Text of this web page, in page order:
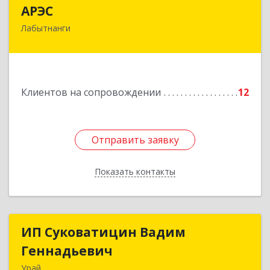
АРЭС
Лабытнанги
Клиентов на сопровождении 12
Отправить заявку
Показать контакты
629400, Ямало-Ненецкий АО, Лабытнанги г,
Отправить заявку
Назад
ИП Суковатицин Вадим
Геннадьевич
ИП Суковатицин Вадим